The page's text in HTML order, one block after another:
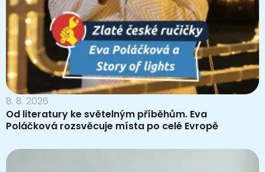
8. 8. 2026
Od literatury ke světelným příběhům. Eva
Poláčková rozsvěcuje místa po celé Evropě